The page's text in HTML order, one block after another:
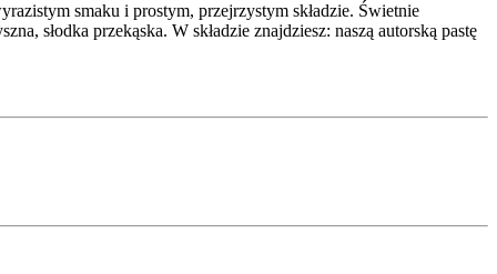
smaku i prostym, przejrzystym składzie. Świetnie
słodka przekąska. W składzie znajdziesz: naszą autorską pastę